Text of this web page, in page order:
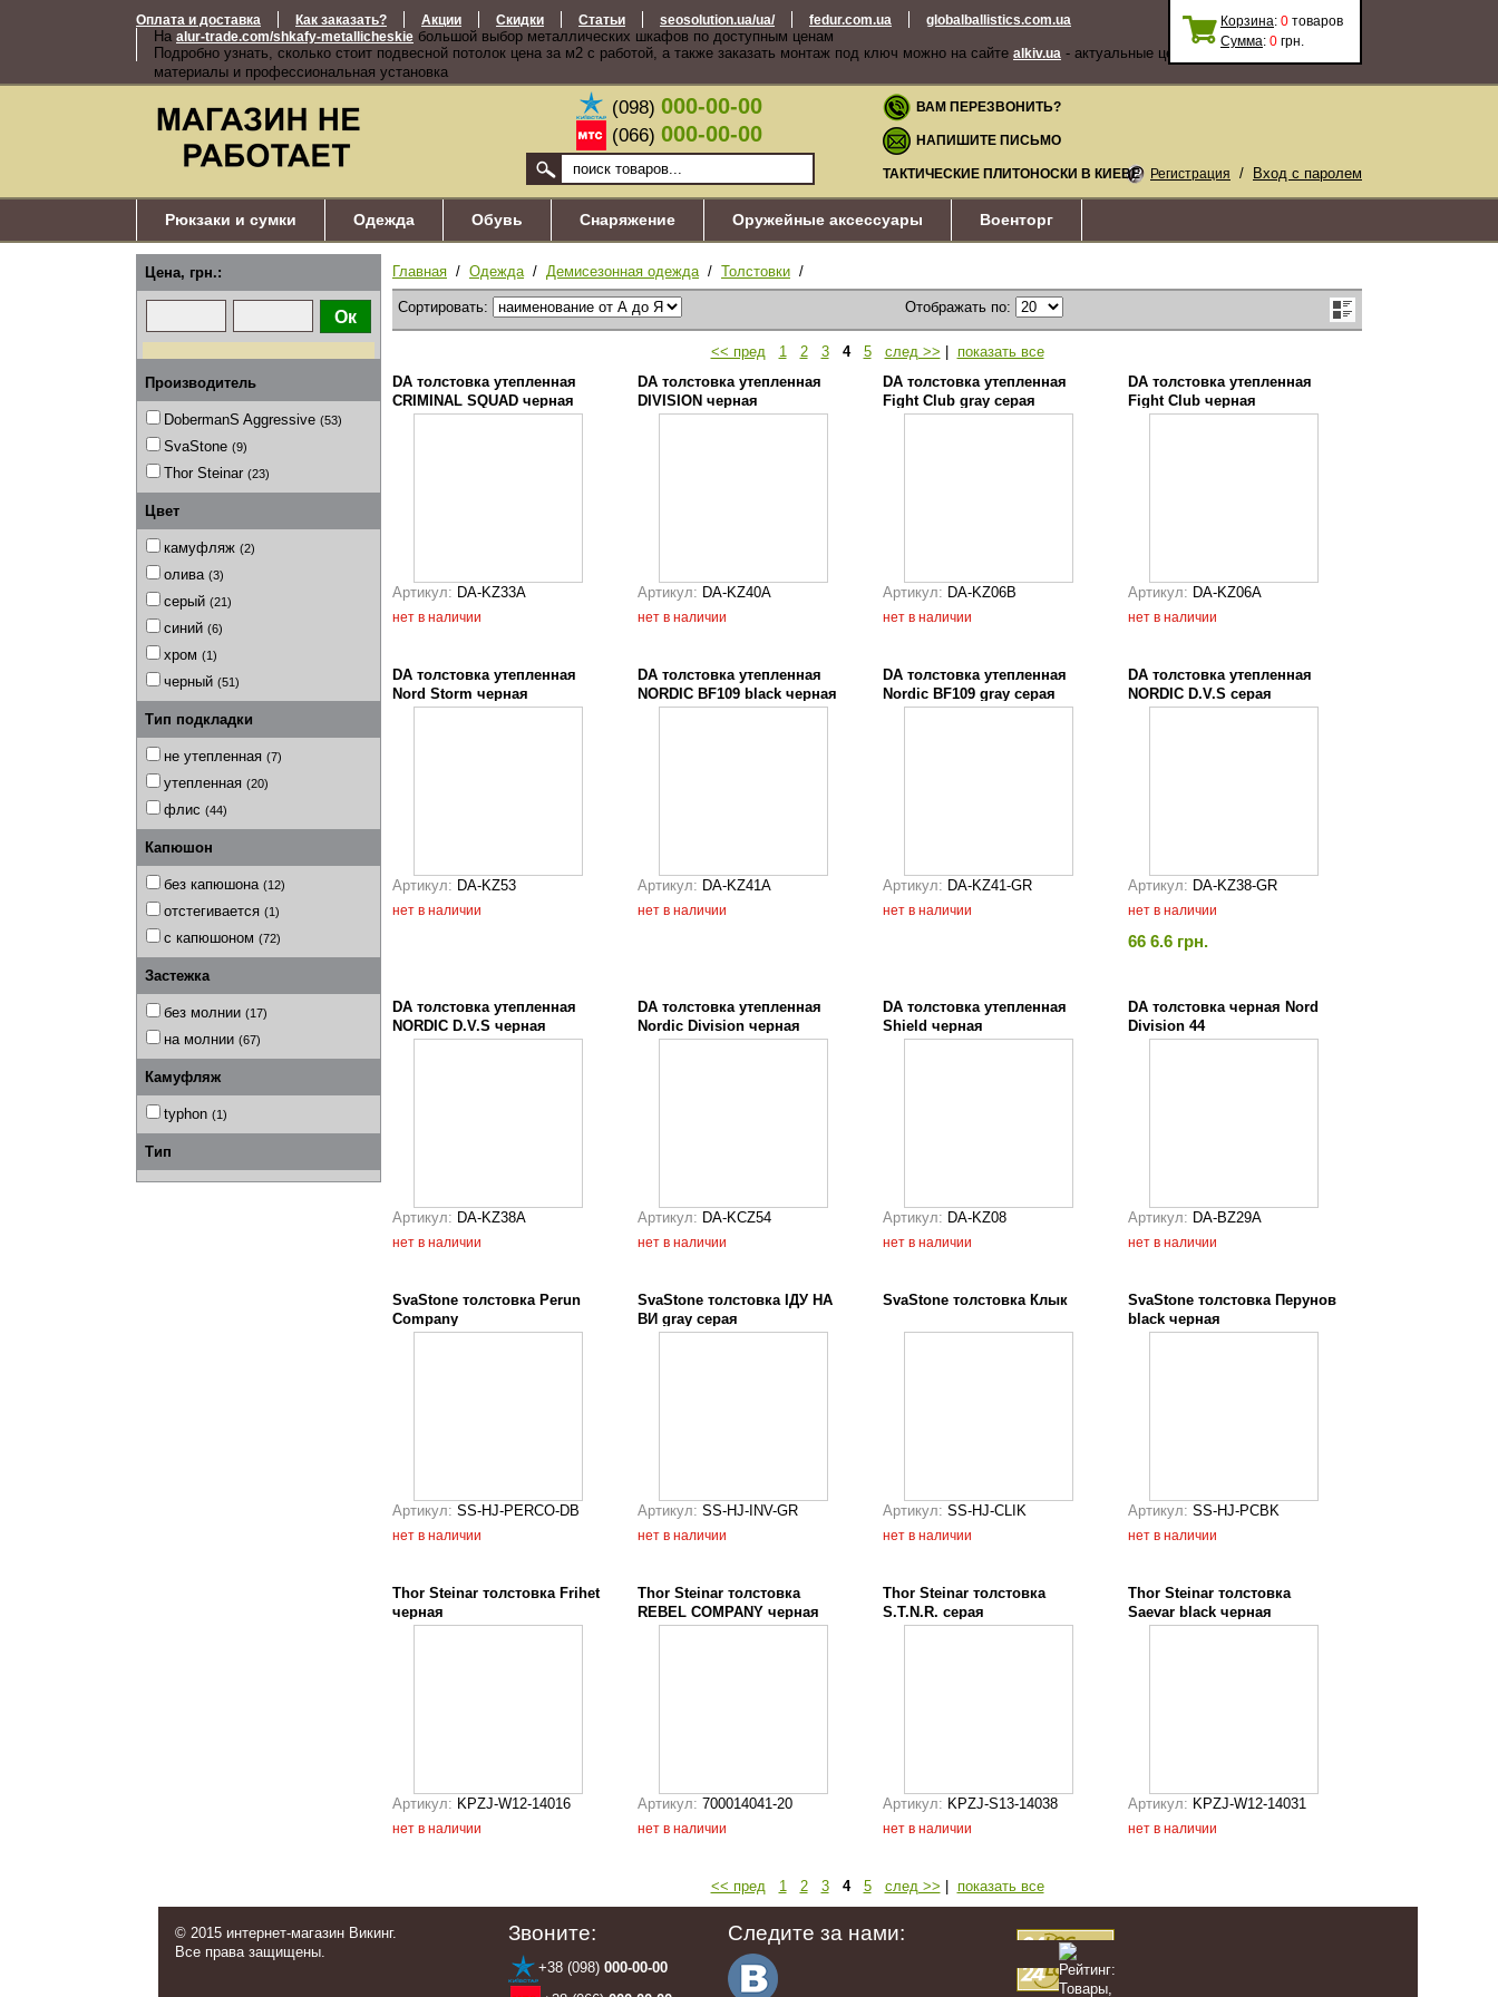
Оплата и доставка Как заказать? Акции Скидки Статьи seosolution.ua/ua/ fedur.com.ua globalballistics.com.ua
На alur-trade.com/shkafy-metallicheskie большой выбор металлических шкафов по доступным ценам
Подробно узнать, сколько стоит подвесной потолок цена за м2 с работой, а также заказать монтаж под ключ можно на сайте alkiv.ua - актуальные цены, качественные
материалы и профессиональная установка
Корзина: 0 товаров
Сумма: 0 грн.
(098) 000-00-00
(066) 000-00-00
Регистрация / Вход с паролем
ВАМ ПЕРЕЗВОНИТЬ?
НАПИШИТЕ ПИСЬМО
ТАКТИЧЕСКИЕ ПЛИТОНОСКИ В КИЕВЕ
Рюкзаки и сумки Одежда Обувь Снаряжение Оружейные аксессуары Военторг
Цена, грн.:
Производитель
DobermanS Aggressive (53)
SvaStone (9)
Thor Steinar (23)
Цвет
камуфляж (2)
олива (3)
серый (21)
синий (6)
хром (1)
черный (51)
Тип подкладки
не утепленная (7)
утепленная (20)
флис (44)
Капюшон
без капюшона (12)
отстегивается (1)
с капюшоном (72)
Застежка
без молнии (17)
на молнии (67)
Камуфляж
typhon (1)
Тип
Главная / Одежда/ Демисезонная одежда/ Толстовки /
Сортировать: Отображать по:
<< пред 1 2 3 4 5 след >>
показать все
DA толстовка утепленная
CRIMINAL SQUAD черная
Артикул: DA-KZ33A
нет в наличии
DA толстовка утепленная
DIVISION черная
Артикул: DA-KZ40A
нет в наличии
DA толстовка утепленная
Fight Club gray серая
Артикул: DA-KZ06B
нет в наличии
DA толстовка утепленная
Fight Club черная
Артикул: DA-KZ06A
нет в наличии
DA толстовка утепленная
Nord Storm черная
Артикул: DA-KZ53
нет в наличии
DA толстовка утепленная
NORDIC BF109 black черная
Артикул: DA-KZ41A
нет в наличии
DA толстовка утепленная
Nordic BF109 gray серая
Артикул: DA-KZ41-GR
нет в наличии
DA толстовка утепленная
NORDIC D.V.S серая
Артикул: DA-KZ38-GR
нет в наличии
66 6.6 грн.
DA толстовка утепленная
NORDIC D.V.S черная
Артикул: DA-KZ38A
нет в наличии
DA толстовка утепленная
Nordic Division черная
Артикул: DA-KCZ54
нет в наличии
DA толстовка утепленная
Shield черная
Артикул: DA-KZ08
нет в наличии
DA толстовка черная Nord
Division 44
Артикул: DA-BZ29A
нет в наличии
SvaStone толстовка Perun
Company
Артикул: SS-HJ-PERCO-DB
нет в наличии
SvaStone толстовка ІДУ НА
ВИ gray серая
Артикул: SS-HJ-INV-GR
нет в наличии
SvaStone толстовка Клык
Артикул: SS-HJ-CLIK
нет в наличии
SvaStone толстовка Перунов
black черная
Артикул: SS-HJ-PCBK
нет в наличии
Thor Steinar толстовка Frihet
черная
Артикул: KPZJ-W12-14016
нет в наличии
Thor Steinar толстовка
REBEL COMPANY черная
Артикул: 700014041-20
нет в наличии
Thor Steinar толстовка
S.T.N.R. серая
Артикул: KPZJ-S13-14038
нет в наличии
Thor Steinar толстовка
Saevar black черная
Артикул: KPZJ-W12-14031
нет в наличии
<< пред 1 2 3 4 5 след >> показать все
© 2015 интернет-магазин Викинг.
Все права защищены.
Звоните:
+38 (098) 000-00-00
Следите за нами: